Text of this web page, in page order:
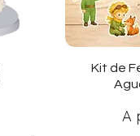
Kit de
A